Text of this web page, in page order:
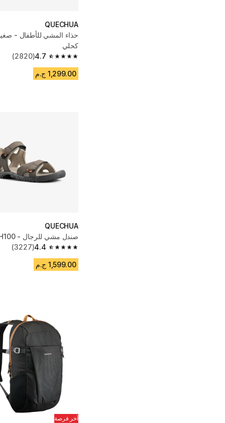
QUECHUA
كحلي
4.7
4.7 out of 5 stars from 2820 reviews
(2820)
1,299.00 ج.م
QUECHUA
صندل مشي للرجال - NH100 بني
4.4
4.4 out of 5 stars from 3227 reviews
(3227)
1,599.00 ج.م
آخر فرصة